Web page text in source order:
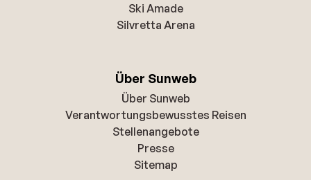
Ski Amade
Silvretta Arena
Über Sunweb
Über Sunweb
Verantwortungsbewusstes Reisen
Stellenangebote
Presse
Sitemap